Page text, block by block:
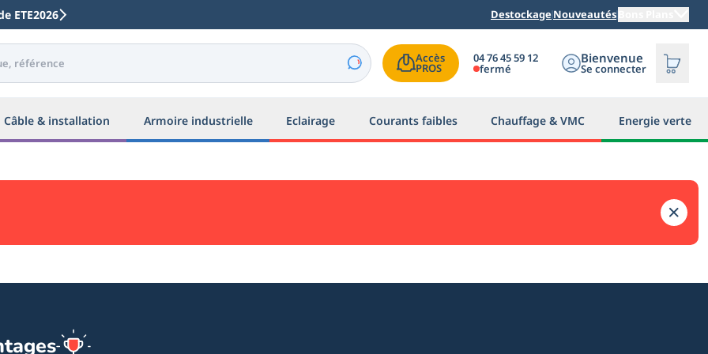
ETE2026 DestockageNouveautés
Accès
PROS
04 76 45 59 12
fermé
Bienvenue
Se connecter
Câble & installation Armoire industrielle Eclairage Courants faibles Chauffage & VMC Energie verte